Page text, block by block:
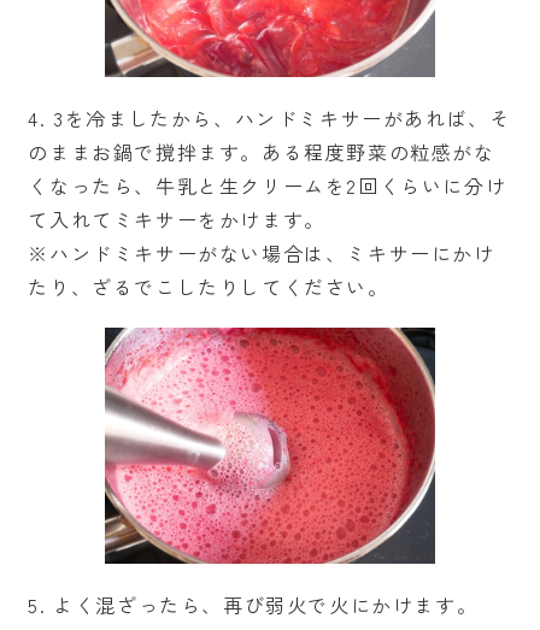
4. 3を冷ましたから、ハンドミキサーがあれば、そ
のままお鍋で撹拌ます。ある程度野菜の粒感がな
くなったら、牛乳と生クリームを2回くらいに分け
て入れてミキサーをかけます。
※ハンドミキサーがない場合は、ミキサーにかけ
たり、ざるでこしたりしてください。
5. よく混ざったら、再び弱火で火にかけます。